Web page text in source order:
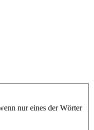
nur eines der Wörter